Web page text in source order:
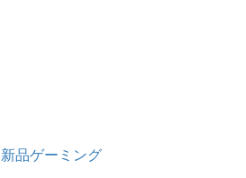
新品ゲーミング